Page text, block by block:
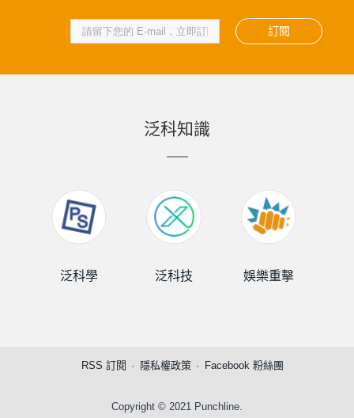
訂閱
泛科知識
泛科學 泛科技 娛樂重擊
RSS 訂閱 隱私權政策 Facebook 粉絲團
Copyright © 2021 Punchline.